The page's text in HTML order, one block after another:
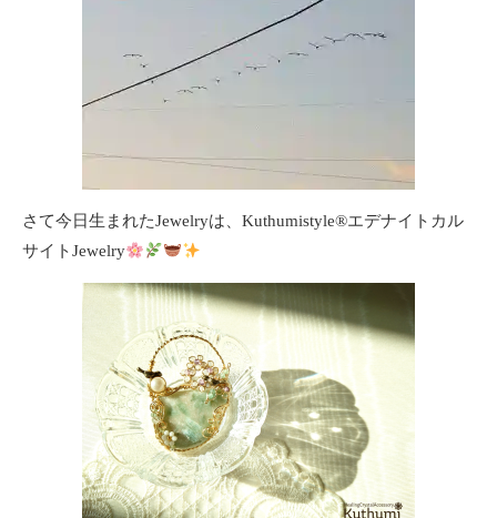
さて今日生まれたJewelryは、Kuthumistyle®️エデナイトカル
サイトJewelry